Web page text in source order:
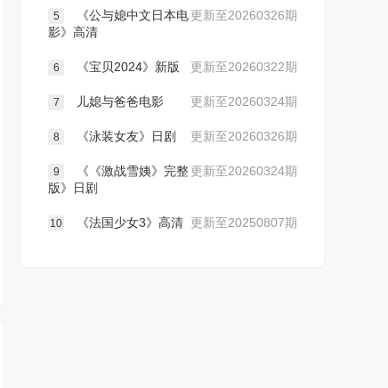
更新至20260326期
5
《公与媳中文日本电
影》高清
更新至20260322期
6 《宝贝2024》新版
更新至20260324期
7 儿媳与爸爸电影
更新至20260326期
8 《泳装女友》日剧
更新至20260324期
9
《《激战雪姨》完整
版》日剧
更新至20250807期
10 《法国少女3》高清